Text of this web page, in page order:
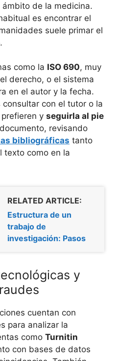
ámbito de la medicina.
es encontrar el
suele primar el
.
como la ISO 690, muy
derecho, o el sistema
en el autor y la fecha.
con el tutor o la
y seguirla al pie
revisando
bibliográficas tanto
texto como en la
RELATED ARTICLE:
Estructura de un
trabajo de
investigación: Pasos
y
cuentan con
para analizar la
como Turnitin
con bases de datos